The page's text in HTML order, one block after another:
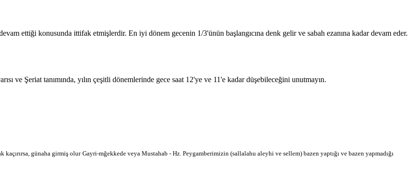
ettiği konusunda ittifak etmişlerdir. En iyi dönem gecenin 1/3'ünün başlangıcına denk gelir ve sabah ezanına kadar devam eder.
ve Şeriat tanımında, yılın çeşitli dönemlerinde gece saat 12'ye ve 11'e kadar düşebileceğini unutmayın.
kaçırırsa, günaha girmiş olur Gayri-mğekkede veya Mustahab - Hz. Peygamberimizin (sallalahu aleyhi ve sellem) bazen yaptığı ve bazen yapmadığı